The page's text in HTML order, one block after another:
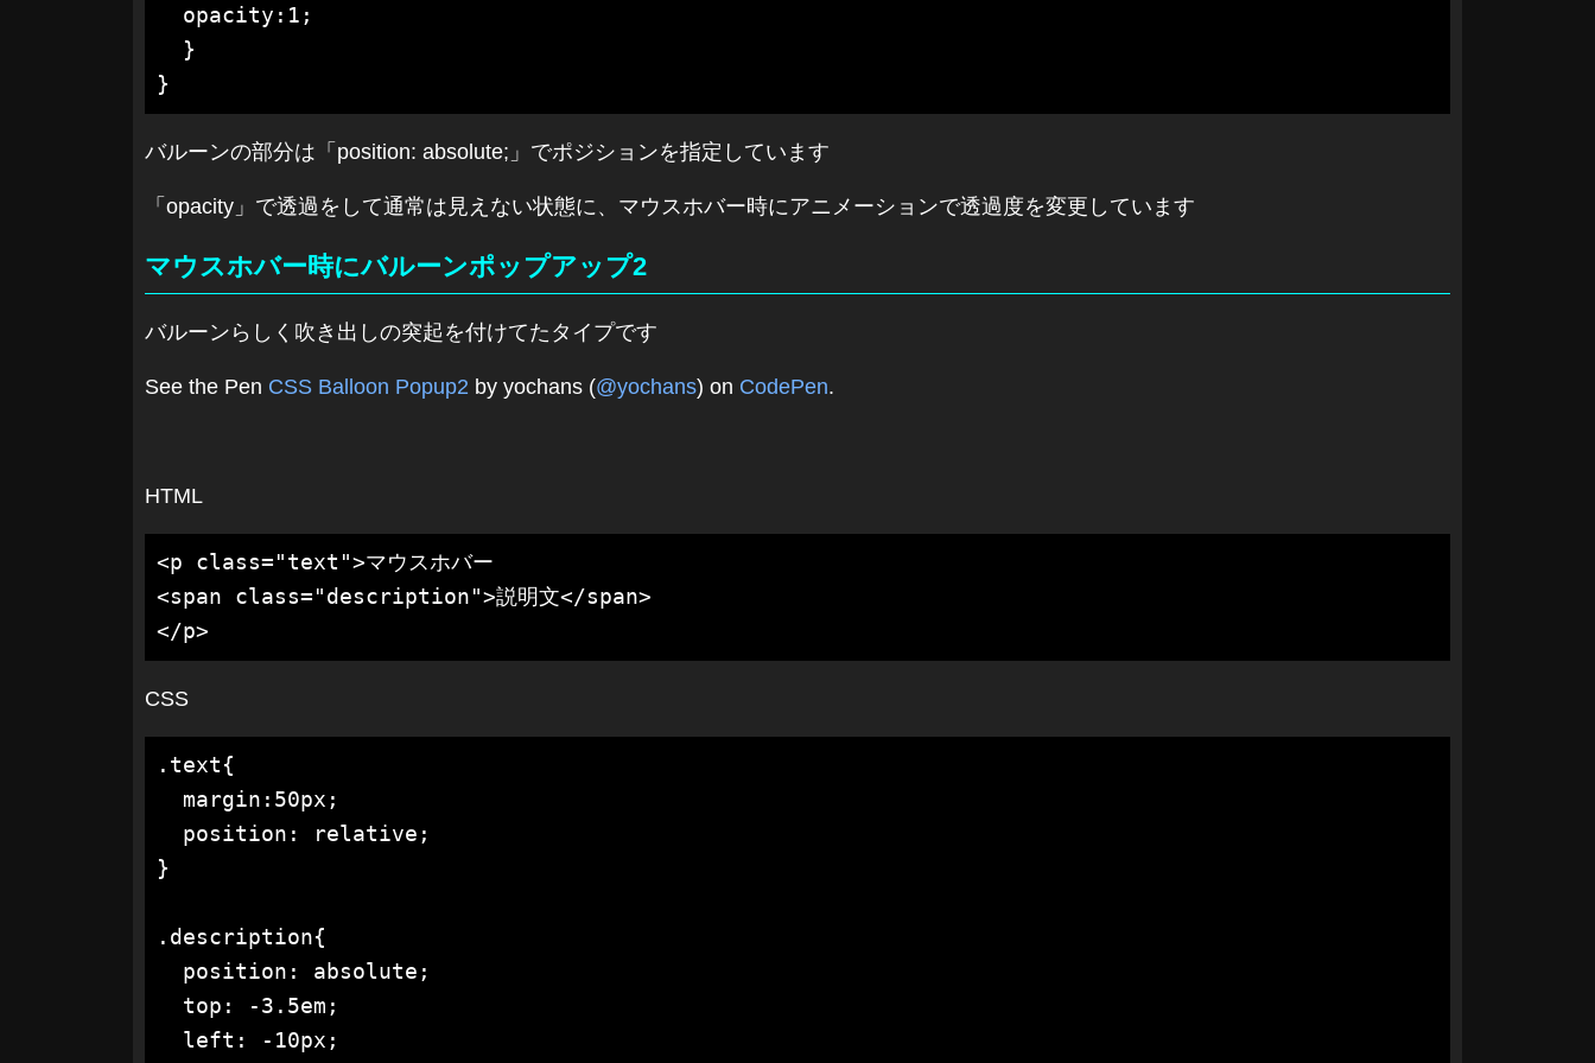
  opacity:1;
  }
}
バルーンの部分は「position: absolute;」でポジションを指定しています
「opacity」で透過をして通常は見えない状態に、マウスホバー時にアニメーションで透過度を変更しています
マウスホバー時にバルーンポップアップ2
バルーンらしく吹き出しの突起を付けてたタイプです
See the Pen CSS Balloon Popup2 by yochans (@yochans) on CodePen.
HTML
<p class="text">マウスホバー
<span class="description">説明文</span>
</p>
CSS
.text{
  margin:50px;
  position: relative;
}
.description{
  position: absolute;
  top: -3.5em;
  left: -10px;